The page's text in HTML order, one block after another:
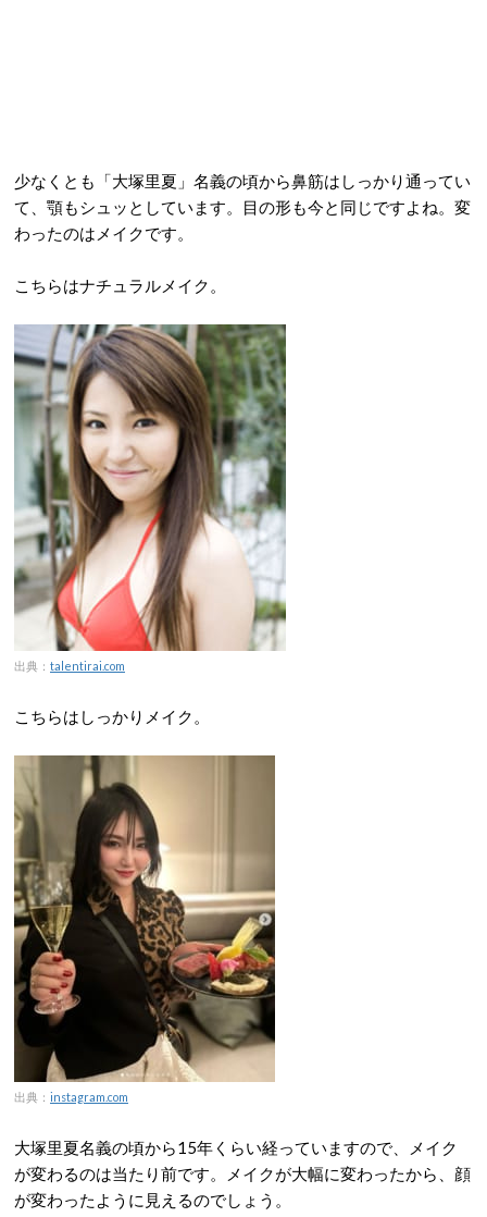
少なくとも「大塚里夏」名義の頃から鼻筋はしっかり通ってい
て、顎もシュッとしています。目の形も今と同じですよね。変
わったのはメイクです。
こちらはナチュラルメイク。
出典： talentirai.com
こちらはしっかりメイク。
出典： instagram.com
大塚里夏名義の頃から15年くらい経っていますので、メイク
が変わるのは当たり前です。メイクが大幅に変わったから、顔
が変わったように見えるのでしょう。